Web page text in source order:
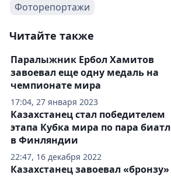
Фоторепортажи
Читайте также
17:04, 27 января 2023
Паралыжник Ербол Хамитов
завоевал еще одну медаль на
чемпионате мира
22:47, 16 декабря 2022
Казахстанец стал победителем
этапа Кубка мира по пара
в Финляндии
Казахстанец завоевал